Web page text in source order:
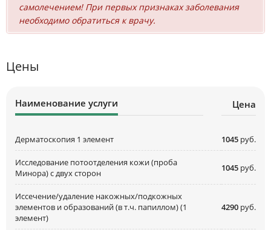
самолечением! При первых признаках заболевания
необходимо обратиться к врачу.
Цены
Наименование услуги Цена
Дерматоскопия 1 элемент 1045 руб.
Исследование потоотделения кожи (проба
Минора) с двух сторон
1045 руб.
Иссечение/удаление накожных/подкожных
элементов и образований (в т.ч. папиллом) (1
элемент)
4290 руб.